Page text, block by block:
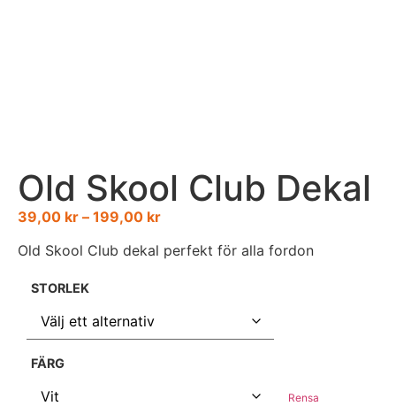
Old Skool Club Dekal
39,00 kr – 199,00 kr
Old Skool Club dekal perfekt för alla fordon
STORLEK
FÄRG
Rensa